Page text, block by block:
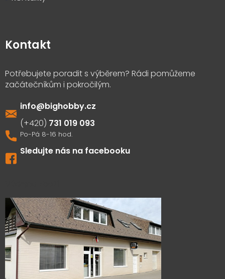
Kontakt
info@bighobby.cz
731 019 093
Sledujte nás na facebooku